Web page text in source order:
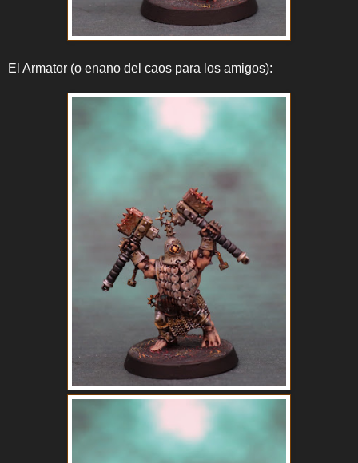
El Armator (o enano del caos para los amigos):